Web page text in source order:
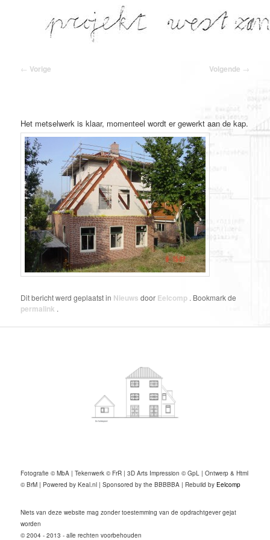
Bericht
← Vorige Volgende →
Het metselwerk is klaar, momenteel wordt er gewerkt aan de kap.
Dit bericht werd geplaatst in Nieuws door Eelcomp . Bookmark de
permalink .
Fotografie © MbA | Tekenwerk © FrR | 3D Arts Impression © GpL | Ontwerp & Html
© BrM | Powered by Keal.nl | Sponsored by the BBBBBA | Rebuild byEelcomp
Niets van deze website mag zonder toestemming van de opdrachtgever gejat
worden
© 2004 - 2013 - alle rechten voorbehouden